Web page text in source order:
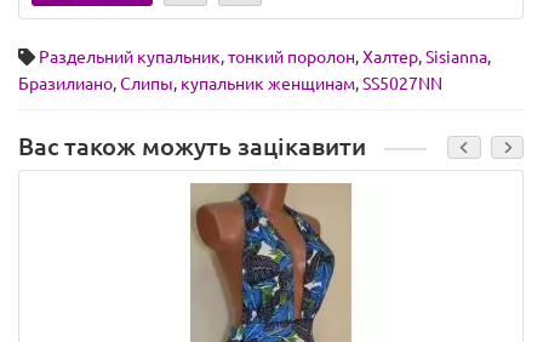
Раздельний купальник,тонкий поролон,Халтер,Sisianna,
Бразилиано,Слипы, купальник женщинам,SS5027NN
Вас також можуть зацікавити